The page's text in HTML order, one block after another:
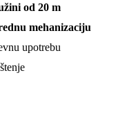
od 20 m
mehanizaciju
upotrebu